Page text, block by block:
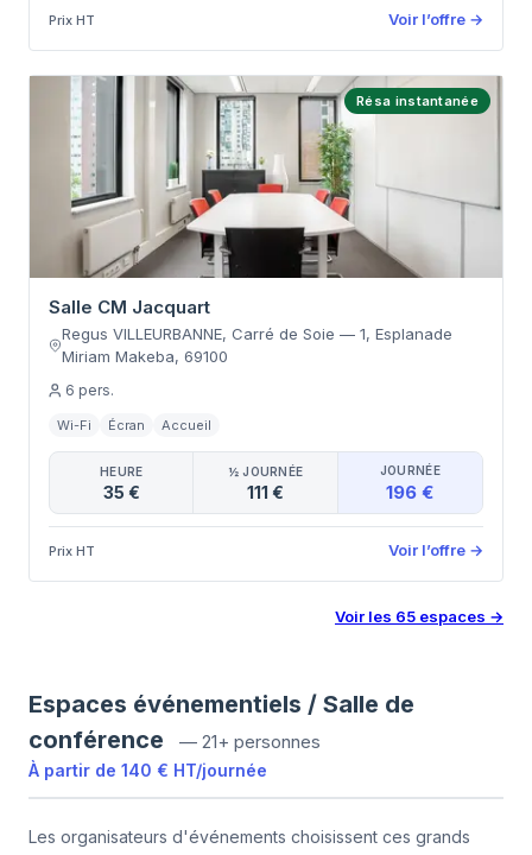
Prix HT Voir l’offre →
Résa instantanée
Salle CM Jacquart
Regus VILLEURBANNE, Carré de Soie — 1, Esplanade
Miriam Makeba, 69100
6 pers.
Wi-Fi Écran Accueil
HEURE
35 €
½ JOURNÉE
111 €
JOURNÉE
196 €
Prix HT Voir l’offre →
Voir les 65 espaces →
Espaces événementiels / Salle de
conférence
— 21+ personnes
À partir de 140 € HT/journée
Les organisateurs d'événements choisissent ces grands